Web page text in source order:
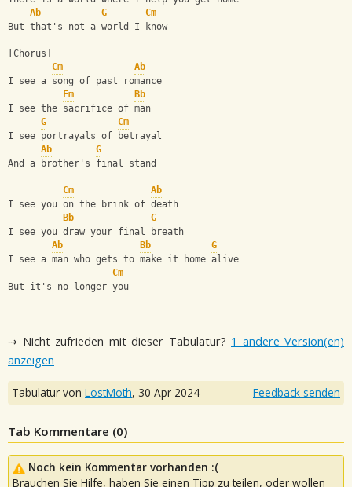
Ab
G
Cm
But that's not a world I know
[Chorus]
Cm
Ab
I see a song of past romance
Fm
Bb
I see the sacrifice of man
G
Cm
I see portrayals of betrayal
Ab
G
And a brother's final stand
Cm
Ab
I see you on the brink of death
Bb
G
I see you draw your final breath
Ab
Bb
G
I see a man who gets to make it home alive
Cm
But it's no longer you
⇢ Nicht zufrieden mit dieser Tabulatur? 1 andere Version(en)
anzeigen
Tabulatur von LostMoth, 30 Apr 2024 Feedback senden
Tab Kommentare (0)
Noch kein Kommentar vorhanden :(
Brauchen Sie Hilfe, haben Sie einen Tipp zu teilen, oder wollen